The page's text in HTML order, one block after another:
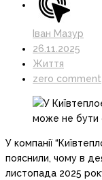
Іван Мазур
26.11.2025
Життя
zero comment
У компанії
пояснили, чому в
листопада 2025